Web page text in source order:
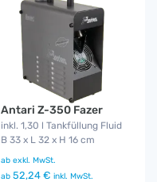
Antari Z-350 Fazer
inkl. 1,30 l Tankfüllung Fluid
B 33 x L 32 x H 16 cm
ab exkl. MwSt.
ab 52,24 € inkl. MwSt.